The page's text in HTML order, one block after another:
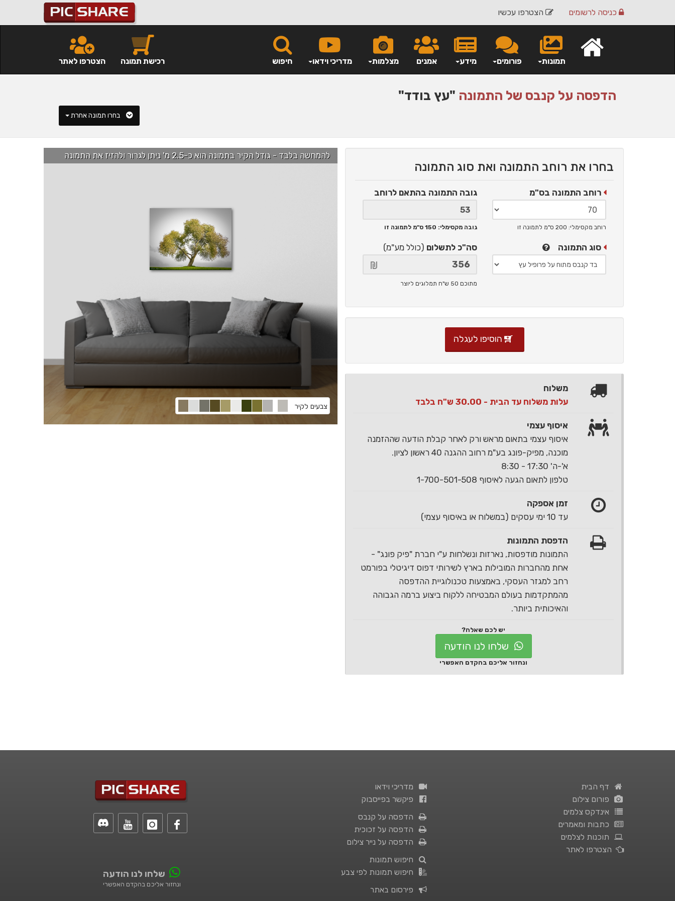
הצטרפו עכשיו כניסה לרשומים
חיפוש מדריכי וידאו מצלמות אמנים מידע פורומים תמונות הצטרפו לאתר רכישת תמונה
הדפסה על קנבס של התמונה "עץ בודד"
להמחשה בלבד - גודל הקיר בתמונה הוא כ-2.5 מ' ניתן לגרור ולהזיז את התמונה
צבעים לקיר
בחרו את רוחב התמונה ואת סוג התמונה
רוחב התמונה בס"מ
רוחב מקסימלי: 200 ס"מ לתמונה זו
גובה התמונה בהתאם לרוחב
גובה מקסימלי: 150 ס"מ לתמונה זו
סוג התמונה סה"כ לתשלום (כולל מע"מ)
מתוכם 50 ש"ח תמלוגים ליוצר
הוסיפו לעגלה
משלוח
עלות משלוח עד הבית - 30.00 ש"ח בלבד
איסוף עצמי
איסוף עצמי בתאום מראש ורק לאחר קבלת הודעה שההזמנה
מוכנה, מפיק-פונג בע"מ רחוב ההגנה 40 ראשון לציון.
א'-ה' 17:30 - 8:30
טלפון לתאום הגעה לאיסוף 1-700-501-508
זמן אספקה
עד 10 ימי עסקים (במשלוח או באיסוף עצמי)
הדפסת התמונות
התמונות מודפסות, נארזות ונשלחות ע"י חברת "פיק פונג" -
אחת מהחברות המובילות בארץ לשירותי דפוס דיגיטלי בפורמט
רחב למגזר העסקי, באמצעות טכנולוגיית ההדפסה
מהמתקדמות בעולם המבטיחה ללקוח ביצוע ברמה הגבוהה
והאיכותית ביותר.
יש לכם שאלה?
שלחו לנו הודעה
ונחזור אליכם בהקדם האפשרי
שלחו לנו הודעה
ונחזור אליכם בהקדם האפשרי
מדריכי וידאו
פיקשר בפייסבוק
הדפסה על קנבס
הדפסה על זכוכית
הדפסה על נייר צילום
חיפוש תמונות
חיפוש תמונות לפי צבע
פירסום באתר
דף הבית
פורום צילום
אינדקס צלמים
כתבות ומאמרים
תוכנות לצלמים
הצטרפו לאתר